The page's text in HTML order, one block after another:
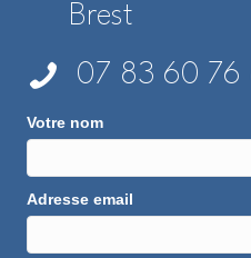
Brest
07 83 60 76
Votre nom
Adresse email